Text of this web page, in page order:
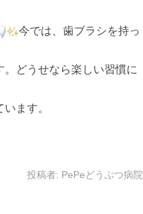
今では、歯ブラシを持っ
どうせなら楽しい習慣に
ます。
投稿者: PePeどうぶつ病院